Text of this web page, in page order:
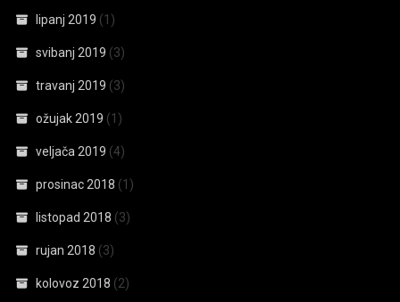
lipanj 2019 (1)
svibanj 2019 (3)
travanj 2019 (3)
ožujak 2019 (1)
veljača 2019 (4)
prosinac 2018 (1)
listopad 2018 (3)
rujan 2018 (3)
kolovoz 2018 (2)